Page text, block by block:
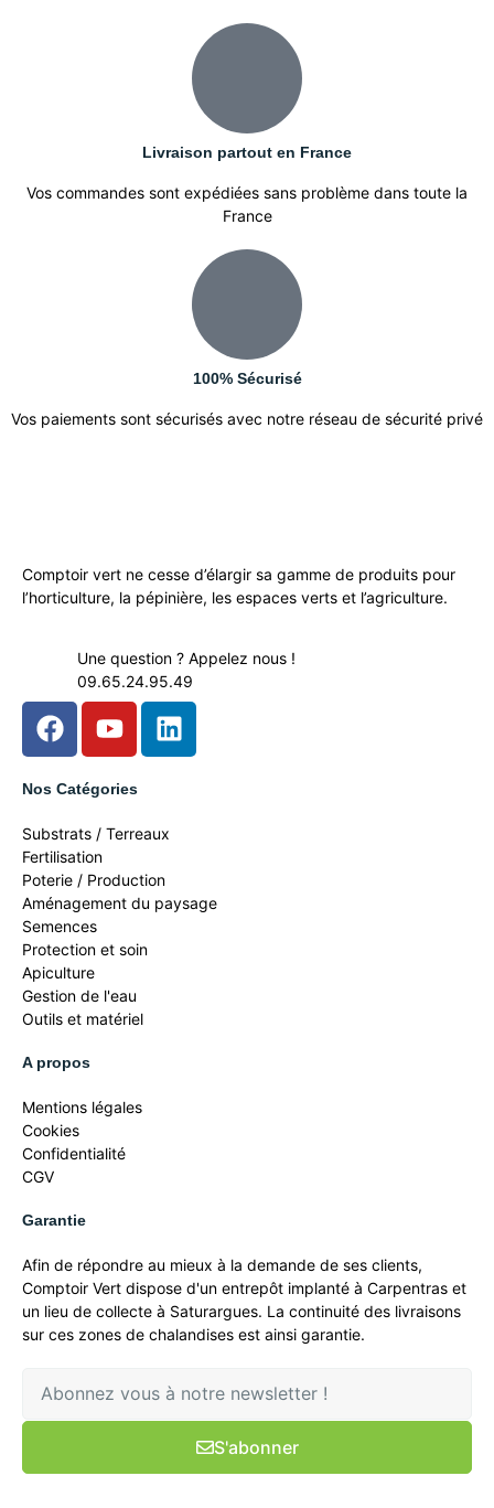
Livraison partout en France
Vos commandes sont expédiées sans problème dans toute la
France
100% Sécurisé
Vos paiements sont sécurisés avec notre réseau de sécurité privé
Comptoir vert ne cesse d’élargir sa gamme de produits pour
l’horticulture, la pépinière, les espaces verts et l’agriculture.
Une question ? Appelez nous !
09.65.24.95.49
Nos Catégories
Substrats / Terreaux
Fertilisation
Poterie / Production
Aménagement du paysage
Semences
Protection et soin
Apiculture
Gestion de l'eau
Outils et matériel
A propos
Mentions légales
Cookies
Confidentialité
CGV
Garantie
Afin de répondre au mieux à la demande de ses clients,
Comptoir Vert dispose d'un entrepôt implanté à Carpentras et
un lieu de collecte à Saturargues. La continuité des livraisons
sur ces zones de chalandises est ainsi garantie.
S'abonner